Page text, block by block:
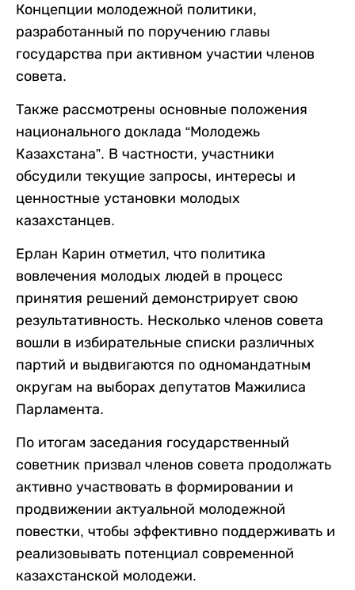
Концепции молодежной политики,
разработанный по поручению главы
государства при активном участии членов
совета.
Также рассмотрены основные положения
национального доклада “Молодежь
Казахстана”. В частности, участники
обсудили текущие запросы, интересы и
ценностные установки молодых
казахстанцев.
Ерлан Карин отметил, что политика
вовлечения молодых людей в процесс
принятия решений демонстрирует свою
результативность. Несколько членов совета
вошли в избирательные списки различных
партий и выдвигаются по одномандатным
округам на выборах депутатов Мажилиса
Парламента.
По итогам заседания государственный
советник призвал членов совета продолжать
активно участвовать в формировании и
продвижении актуальной молодежной
повестки, чтобы эффективно поддерживать и
реализовывать потенциал современной
казахстанской молодежи.